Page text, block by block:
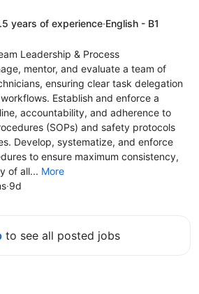
years of experience·English - B1
Leadership & Process
mentor, and evaluate a team of
ensuring clear task delegation
Establish and enforce a
accountability, and adherence to
(SOPs) and safety protocols
Develop, systematize, and enforce
to ensure maximum consistency,
of all... More
·9d
to see all posted jobs